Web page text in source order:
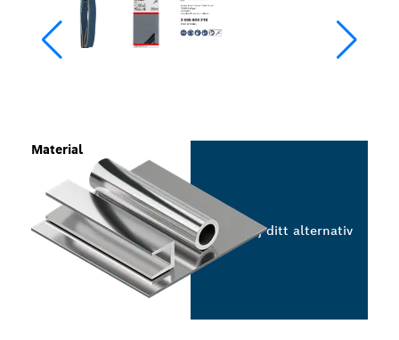
Material
Välj ditt alternativ